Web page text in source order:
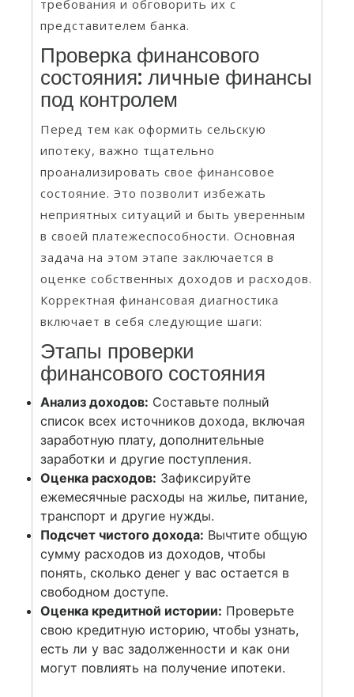
требования и обговорить их с
представителем банка.
Проверка финансового
состояния: личные финансы
под контролем
Перед тем как оформить сельскую
ипотеку, важно тщательно
проанализировать свое финансовое
состояние. Это позволит избежать
неприятных ситуаций и быть уверенным
в своей платежеспособности. Основная
задача на этом этапе заключается в
оценке собственных доходов и расходов.
Корректная финансовая диагностика
включает в себя следующие шаги:
Этапы проверки
финансового состояния
Анализ доходов: Составьте полный
список всех источников дохода, включая
заработную плату, дополнительные
заработки и другие поступления.
Оценка расходов: Зафиксируйте
ежемесячные расходы на жилье, питание,
транспорт и другие нужды.
Подсчет чистого дохода: Вычтите общую
сумму расходов из доходов, чтобы
понять, сколько денег у вас остается в
свободном доступе.
Оценка кредитной истории: Проверьте
свою кредитную историю, чтобы узнать,
есть ли у вас задолженности и как они
могут повлиять на получение ипотеки.